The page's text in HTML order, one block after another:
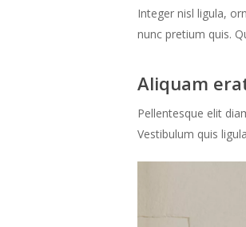
Integer nisl ligula,
nunc pretium quis.
Aliquam
Pellentesque elit
Vestibulum quis